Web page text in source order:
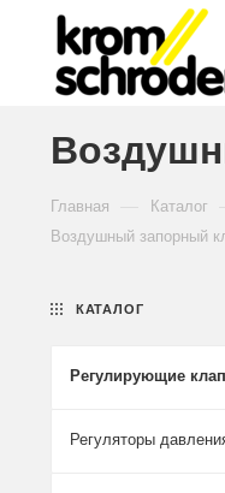
Главная Каталог
Воздушный запорный
КАТАЛОГ
Регулирующие
Регуляторы